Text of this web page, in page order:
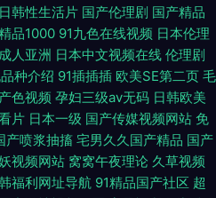
韩性生活片 国产伦理剧 国产精品
品1000 91九色在线视频 日本伦理
人亚洲 日本中文视频在线 伦理剧
种介绍 91插插插 欧美SE第二页 毛
色视频 孕妇三级av无码 日韩欧美
片 日本一级 国产传媒视频网站 免
产喷浆抽搐 宅男久久国产精品 国产
视频网站 窝窝午夜理论 久草视频
福利网址导航 91精品国产社区 超